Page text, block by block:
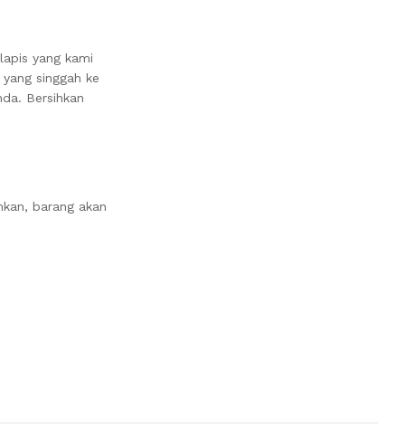
yang kami
singgah ke
Bersihkan
barang akan